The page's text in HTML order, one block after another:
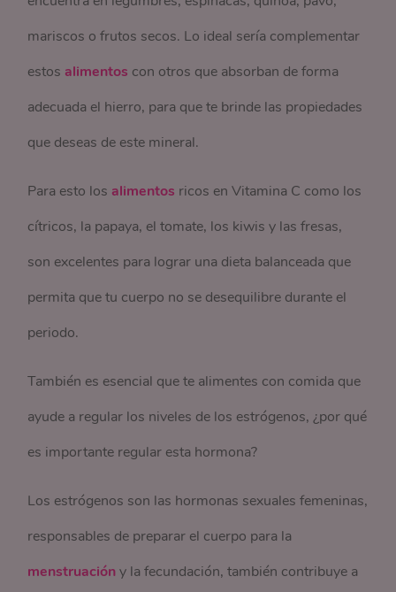
mariscos o frutos secos. Lo ideal sería complementar
estos alimentos con otros que absorban de forma
adecuada el hierro, para que te brinde las propiedades
que deseas de este mineral.
Para esto los alimentos ricos en Vitamina C como los
cítricos, la papaya, el tomate, los kiwis y las fresas,
son excelentes para lograr una dieta balanceada que
permita que tu cuerpo no se desequilibre durante el
periodo.
También es esencial que te alimentes con comida que
ayude a regular los niveles de los estrógenos, ¿por qué
es importante regular esta hormona?
Los estrógenos son las hormonas sexuales femeninas,
responsables de preparar el cuerpo para la
menstruacióny la fecundación, también contribuye a